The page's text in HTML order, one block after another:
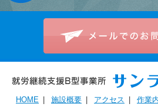
HOME | 施設概要 | アクセス | 作業